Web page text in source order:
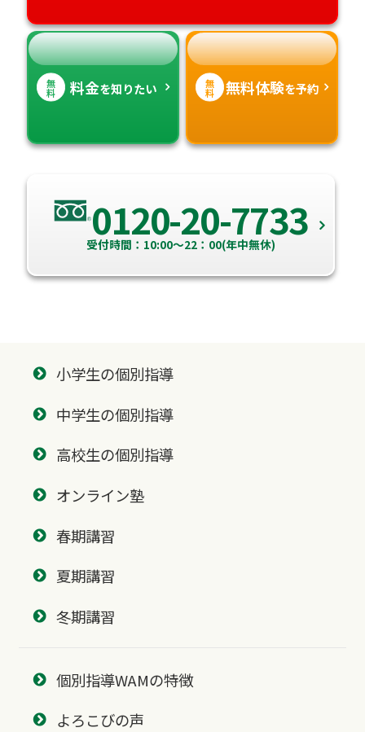
高知県
沖縄県
無
料 料金を知りたい 無
料 無料体験を予約
0120-20-7733
受付時間：10:00～22：00(年中無休)
小学生の個別指導
中学生の個別指導
高校生の個別指導
オンライン塾
春期講習
夏期講習
冬期講習
個別指導WAMの特徴
よろこびの声